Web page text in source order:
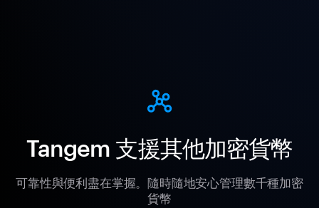
Tangem 支援其他加密貨幣
可靠性與便利盡在掌握。隨時隨地安心管理數千種加密
貨幣